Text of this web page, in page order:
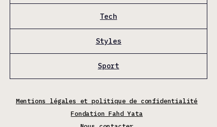
Tech
Styles
Sport
Mentions légales et politique de confidentialité
Fondation Fahd Yata